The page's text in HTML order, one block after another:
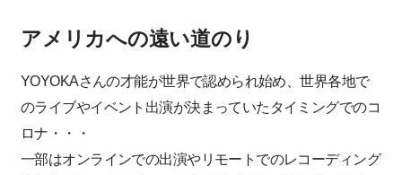
アメリカへの遠い道のり
YOYOKAさんの才能が世界で認められ始め、世界各地で
のライブやイベント出演が決まっていたタイミングでのコ
ロナ・・・
一部はオンラインでの出演やリモートでのレコーディング